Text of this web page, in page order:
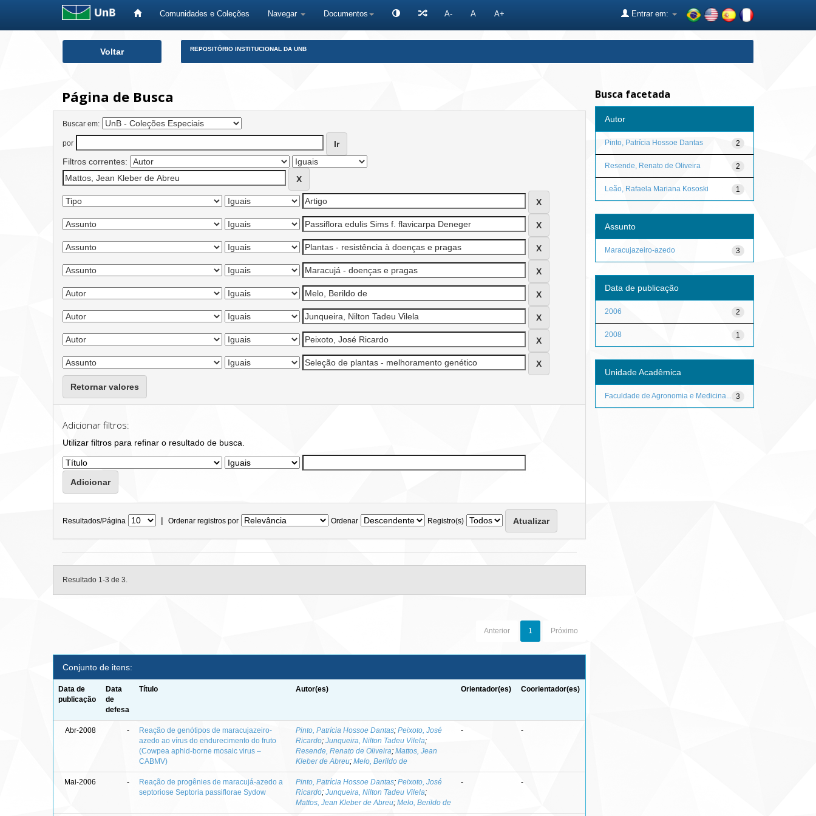
Comunidades e Coleções Navegar Documentos A- A A+ Entrar em:
Voltar REPOSITÓRIO INSTITUCIONAL DA UNB
Página de Busca
Buscar em:
por
Filtros correntes:
Retornar valores
Adicionar filtros:
Utilizar filtros para refinar o resultado de busca.
Resultados/Página | Ordenar registros por Ordenar Registro(s)
Resultado 1-3 de 3.
Anterior 1 Próximo
Conjunto de itens:
Data de
publicação
Data
de
defesa
Título Autor(es) Orientador(es) Coorientador(es)
Abr-2008 -
Reação de genótipos de maracujazeiro-
azedo ao vírus do endurecimento do fruto
(Cowpea aphid-borne mosaic virus –
CABMV)
Pinto, Patrícia Hossoe Dantas;Peixoto, José
Ricardo;Junqueira, Nilton Tadeu Vilela;
Resende, Renato de Oliveira;Mattos, Jean
Kleber de Abreu;Melo, Berildo de
- -
Mai-2006 -
Reação de progênies de maracujá-azedo a
septoriose Septoria passiflorae Sydow
Pinto, Patrícia Hossoe Dantas;Peixoto, José
Ricardo;Junqueira, Nilton Tadeu Vilela;
Mattos, Jean Kleber de Abreu;Melo, Berildo de
- -
Busca facetada
Autor
2
Pinto, Patrícia Hossoe Dantas
2
Resende, Renato de Oliveira
1
Leão, Rafaela Mariana Kososki
Assunto
3
Maracujazeiro-azedo
Data de publicação
2
2006
1
2008
Unidade Acadêmica
3
Faculdade de Agronomia e Medicina...